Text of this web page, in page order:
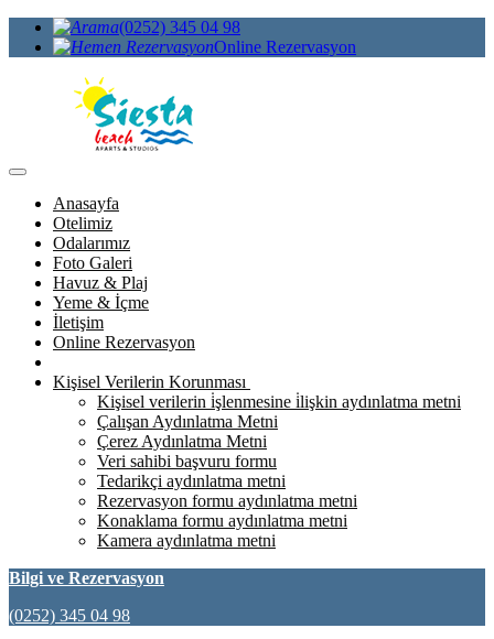
(0252) 345 04 98
Online Rezervasyon
Anasayfa
Otelimiz
Odalarımız
Foto Galeri
Havuz & Plaj
Yeme & İçme
İletişim
Online Rezervasyon
Kişisel Verilerin Korunması
Kişisel verilerin i̇şlenmesine i̇lişkin aydınlatma metni
Çalışan Aydınlatma Metni
Çerez Aydınlatma Metni
Veri sahibi başvuru formu
Tedarikçi aydınlatma metni
Rezervasyon formu aydınlatma metni
Konaklama formu aydınlatma metni
Kamera aydınlatma metni
Bilgi ve Rezervasyon
(0252) 345 04 98